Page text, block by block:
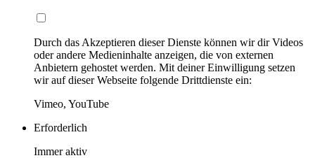
Durch das Akzeptieren dieser Dienste können wir dir Videos
oder andere Medieninhalte anzeigen, die von externen
Anbietern gehostet werden. Mit deiner Einwilligung setzen
wir auf dieser Webseite folgende Drittdienste ein:
Vimeo, YouTube
Erforderlich
Immer aktiv